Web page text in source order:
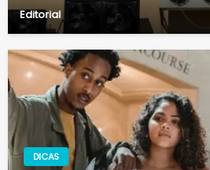
Editorial
DICAS